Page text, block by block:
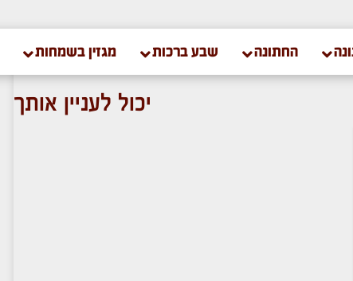
החתונה שבע ברכות מגזין בשמחות
יכול לעניין אותך